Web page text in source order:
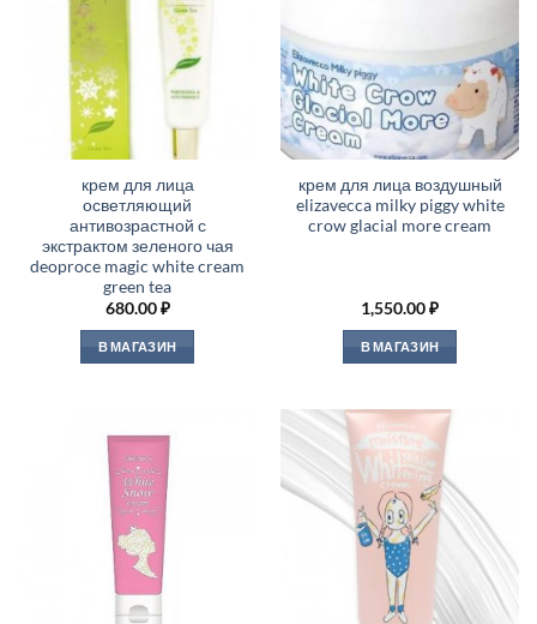
крем для лица
осветляющий
антивозрастной с
экстрактом зеленого чая
deoproce magic white cream
green tea
680.00₽
В МАГАЗИН
крем для лица воздушный
elizavecca milky piggy white
crow glacial more cream
1,550.00₽
В МАГАЗИН